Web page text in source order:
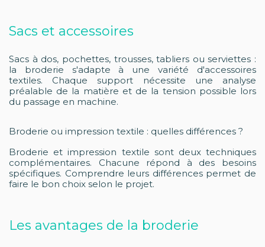
Sacs et accessoires
Sacs à dos, pochettes, trousses, tabliers ou serviettes :
la broderie s'adapte à une variété d'accessoires
textiles. Chaque support nécessite une analyse
préalable de la matière et de la tension possible lors
du passage en machine.
Broderie ou impression textile : quelles différences ?
Broderie et impression textile sont deux techniques
complémentaires. Chacune répond à des besoins
spécifiques. Comprendre leurs différences permet de
faire le bon choix selon le projet.
Les avantages de la broderie